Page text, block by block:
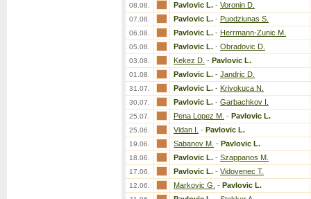
08.08. Pavlovic L. - Voronin D.
07.08. Pavlovic L. - Puodziunas S.
06.08. Pavlovic L. - Herrmann-Zunic M.
05.08. Pavlovic L. - Obradovic D.
03.08. Kekez D. - Pavlovic L.
01.08. Pavlovic L. - Jandric D.
31.07. Pavlovic L. - Krivokuca N.
30.07. Pavlovic L. - Garbachkov I.
25.07. Pena Lopez M. - Pavlovic L.
25.06. Vidan I. - Pavlovic L.
19.06. Sabanov M. - Pavlovic L.
18.06. Pavlovic L. - Szappanos M.
17.06. Pavlovic L. - Vidovenec T.
12.06. Markovic G. - Pavlovic L.